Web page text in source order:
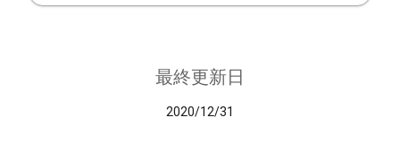
最終更新日
2020/12/31